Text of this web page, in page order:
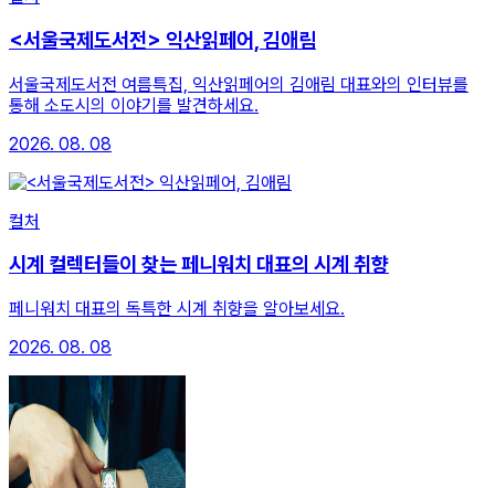
<서울국제도서전> 익산읽페어, 김애림
서울국제도서전 여름특집, 익산읽페어의 김애림 대표와의 인터뷰를
통해 소도시의 이야기를 발견하세요.
2026. 08. 08
컬처
시계 컬렉터들이 찾는 페니워치 대표의 시계 취향
페니워치 대표의 독특한 시계 취향을 알아보세요.
2026. 08. 08